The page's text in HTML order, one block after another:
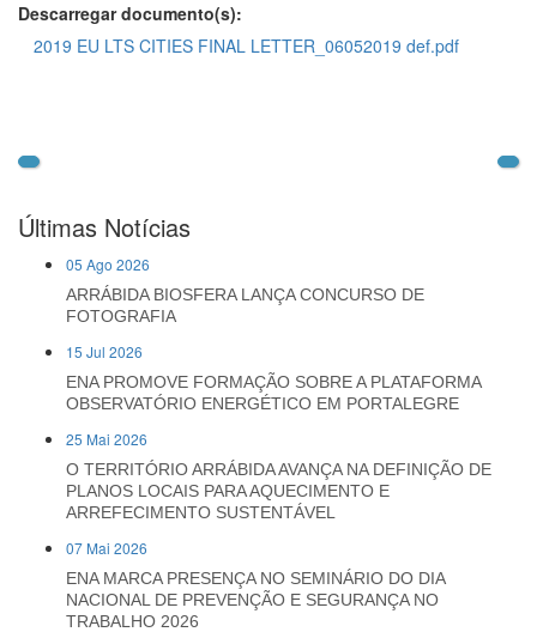
Descarregar documento(s):
2019 EU LTS CITIES FINAL LETTER_06052019 def.pdf
Últimas Notícias
05 Ago 2026
ARRÁBIDA BIOSFERA LANÇA CONCURSO DE
FOTOGRAFIA
15 Jul 2026
ENA PROMOVE FORMAÇÃO SOBRE A PLATAFORMA
OBSERVATÓRIO ENERGÉTICO EM PORTALEGRE
25 Mai 2026
O TERRITÓRIO ARRÁBIDA AVANÇA NA DEFINIÇÃO DE
PLANOS LOCAIS PARA AQUECIMENTO E
ARREFECIMENTO SUSTENTÁVEL
07 Mai 2026
ENA MARCA PRESENÇA NO SEMINÁRIO DO DIA
NACIONAL DE PREVENÇÃO E SEGURANÇA NO
TRABALHO 2026